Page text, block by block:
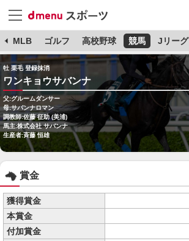
MLB ゴルフ 高校野球 競馬 Jリーグ
牡 栗毛 登録抹消
ワンキョウサバンナ
父:グルームダンサー
母:サバンナロマン
調教師:佐藤 征助 (美浦)
馬主:株式会社 サバンナ
生産者:斉藤 恒雄
賞金
獲得賞金
本賞金
付加賞金